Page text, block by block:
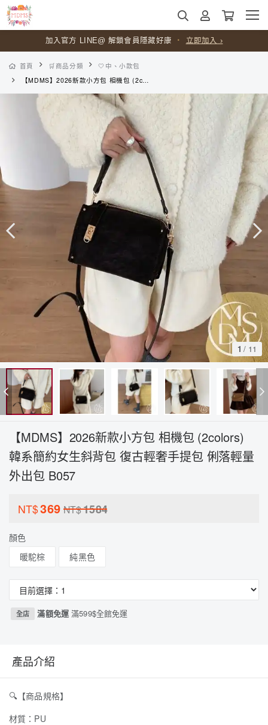
加入官方 LINE@ 解鎖會員隱藏好康 ・ 立即加入 ›
首頁 🛒商品分類
🤍中、小款包
【MDMS】2026新款小方包 相機包 (2colors) 韓系簡約女生斜背包 復古輕奢手提包 俐落輕量外出包 B057
1 / 11
【MDMS】2026新款小方包 相機包 (2colors)
韓系簡約女生斜背包 復古輕奢手提包 俐落輕量
外出包 B057
NT$369 NT$1584
顏色
暖駝棕
純黑色
全店 滿額免運滿599$全館免運
產品介紹
🔍 【商品規格】
材質：PU